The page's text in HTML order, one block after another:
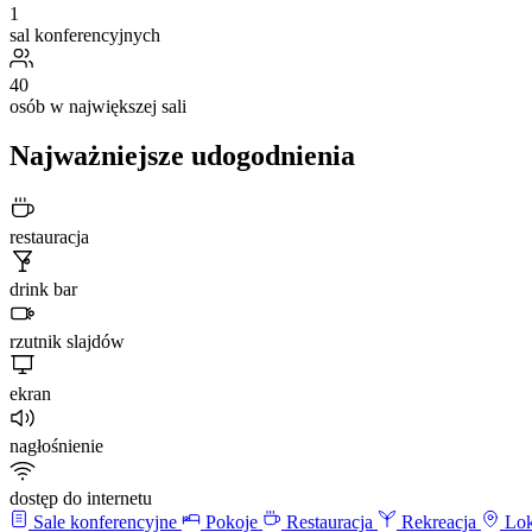
1
sal konferencyjnych
40
osób w największej sali
Najważniejsze udogodnienia
restauracja
drink bar
rzutnik slajdów
ekran
nagłośnienie
dostęp do internetu
Sale konferencyjne
Pokoje Restauracja Rekreacja